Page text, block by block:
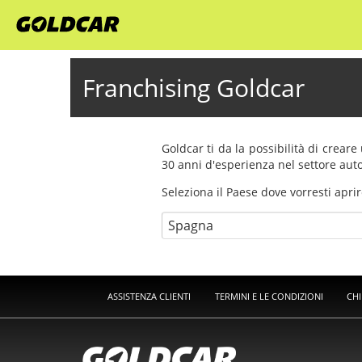
Franchising Goldcar
Goldcar ti da la possibilità di
30 anni d'esperienza nel settore
Seleziona il Paese dove vorresti
ASSISTENZA CLIENTI TERMINI E LE CONDIZIONI